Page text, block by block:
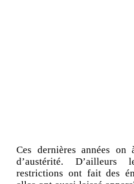
Ces dernières années on
d’austérité.
restrictions ont fait des